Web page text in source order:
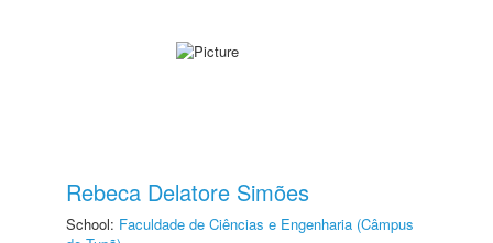
Rebeca Delatore Simões
School: Faculdade de Ciências e Engenharia (Câmpus